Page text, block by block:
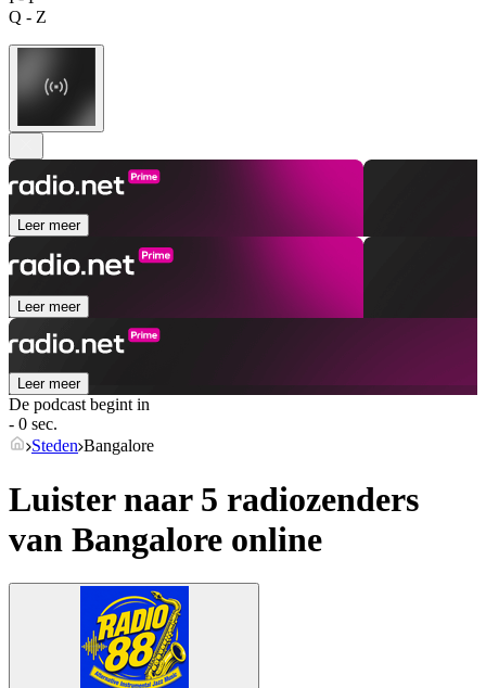
Q - Z
Leer meer
Leer meer
Leer meer
De podcast begint in
- 0 sec.
Steden Bangalore
Luister naar 5 radiozenders
van Bangalore online